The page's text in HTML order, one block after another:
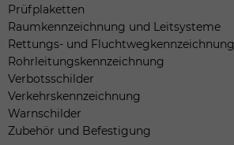
Prüfplaketten
Raumkennzeichnung und Leitsysteme
Rettungs- und Fluchtwegkennzeichnung
Rohrleitungskennzeichnung
Verbotsschilder
Verkehrskennzeichnung
Warnschilder
Zubehör und Befestigung